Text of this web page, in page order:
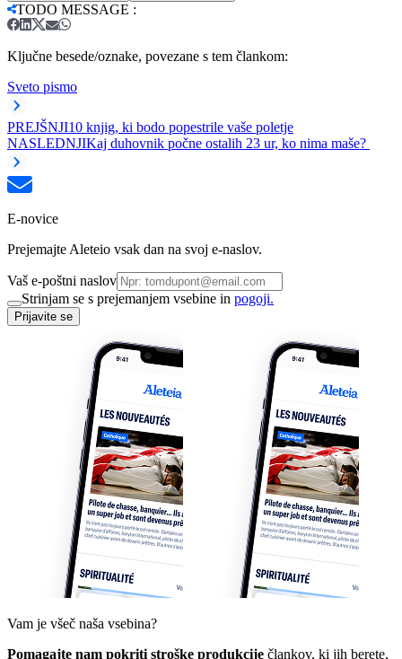
TODO MESSAGE :
Ključne besede/oznake, povezane s tem člankom:
Sveto pismo
PREJŠNJI10 knjig, ki bodo popestrile vaše poletje
NASLEDNJIKaj duhovnik počne ostalih 23 ur, ko nima maše?
E-novice
Prejemajte Aleteio vsak dan na svoj e-naslov.
Vaš e-poštni naslov
Strinjam se s prejemanjem vsebine in pogoji.
Prijavite se
Vam je všeč naša vsebina?
Pomagajte nam pokriti stroške produkcije člankov, ki jih berete,